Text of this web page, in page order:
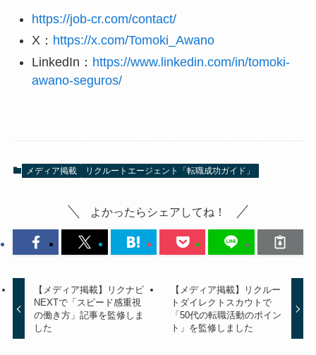
https://job-cr.com/contact/
X： https://x.com/Tomoki_Awano
LinkedIn： https://www.linkedin.com/in/tomoki-
awano-seguros/
メディア掲載 リクルートエージェント「転職成功ガイド」
よかったらシェアしてね！
【メディア掲載】リクナビ
NEXTで「スピード感重視
の働き方」記事を監修しま
した
【メディア掲載】リクルー
トダイレクトスカウトで
「50代の転職活動のポイン
ト」を監修しました